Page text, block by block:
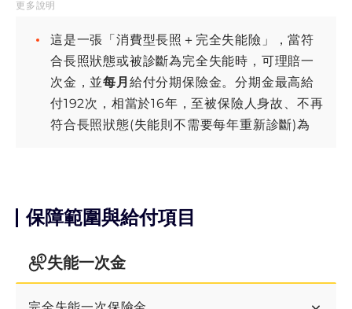
更多說明
這是一張「消費型長照＋完全失能險」，當符
合長照狀態或被診斷為完全失能時，可理賠一
次金，並每月 給付分期保險金。分期金最高給
付192次，相當於16年，至被保險人身故、不再
符合長照狀態(失能則不需要每年重新診斷)為
終止)，繳費期間若符合長照狀態，可豁免後續
這是一張主約，可以單獨購買，不得附加附
約。
保障範圍與給付項目
失能一次金